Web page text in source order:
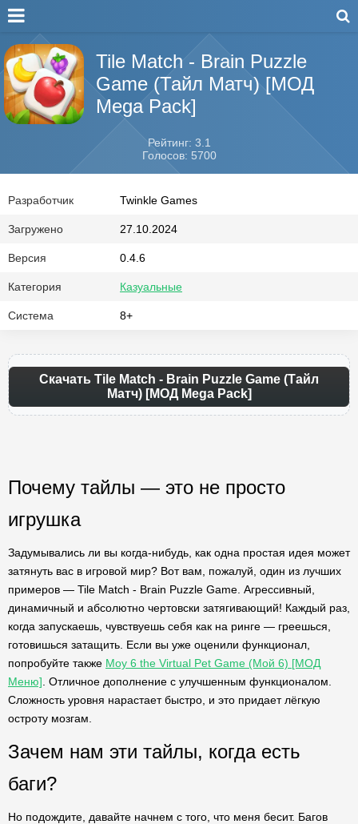
Tile Match - Brain Puzzle
Game (Тайл Матч) [МОД
Mega Pack]
Рейтинг: 3.1
Голосов: 5700
Разработчик Twinkle Games
Загружено 27.10.2024
Версия 0.4.6
Категория Казуальные
Система 8+
Скачать Tile Match - Brain Puzzle Game (Тайл
Матч) [МОД Mega Pack]
Почему тайлы — это не просто
игрушка
Задумывались ли вы когда-нибудь, как одна простая идея может
затянуть вас в игровой мир? Вот вам, пожалуй, один из лучших
примеров — Tile Match - Brain Puzzle Game. Агрессивный,
динамичный и абсолютно чертовски затягивающий! Каждый раз,
когда запускаешь, чувствуешь себя как на ринге — греешься,
готовишься затащить. Если вы уже оценили функционал,
попробуйте также Moy 6 the Virtual Pet Game (Мой 6) [МОД
Меню] . Отличное дополнение с улучшенным функционалом.
Сложность уровня нарастает быстро, и это придает лёгкую
остроту мозгам.
Зачем нам эти тайлы, когда есть
баги?
Но подождите, давайте начнем с того, что меня бесит. Багов